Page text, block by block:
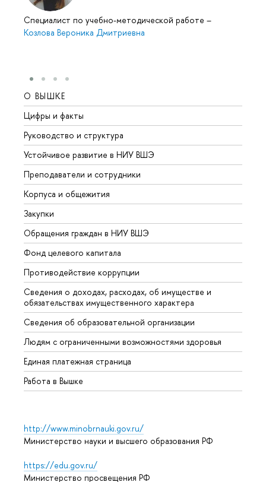
Специалист по учебно-методической работе –
Козлова Вероника Дмитриевна
О ВЫШКЕ
Цифры и факты
Руководство и структура
Устойчивое развитие в НИУ ВШЭ
Преподаватели и сотрудники
Корпуса и общежития
Закупки
Обращения граждан в НИУ ВШЭ
Фонд целевого капитала
Противодействие коррупции
Сведения о доходах, расходах, об имуществе и
обязательствах имущественного характера
Сведения об образовательной организации
Людям с ограниченными возможностями здоровья
Единая платежная страница
Работа в Вышке
http://www.minobrnauki.gov.ru/
Министерство науки и высшего образования РФ
https://edu.gov.ru/
Министерство просвещения РФ